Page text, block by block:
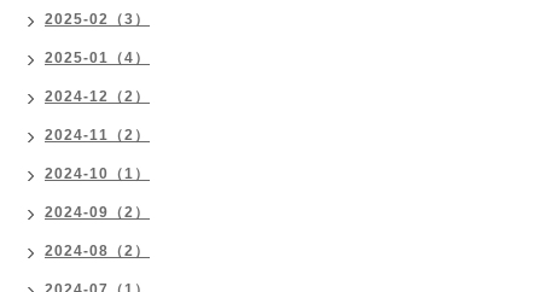
2025-02（3）
2025-01（4）
2024-12（2）
2024-11（2）
2024-10（1）
2024-09（2）
2024-08（2）